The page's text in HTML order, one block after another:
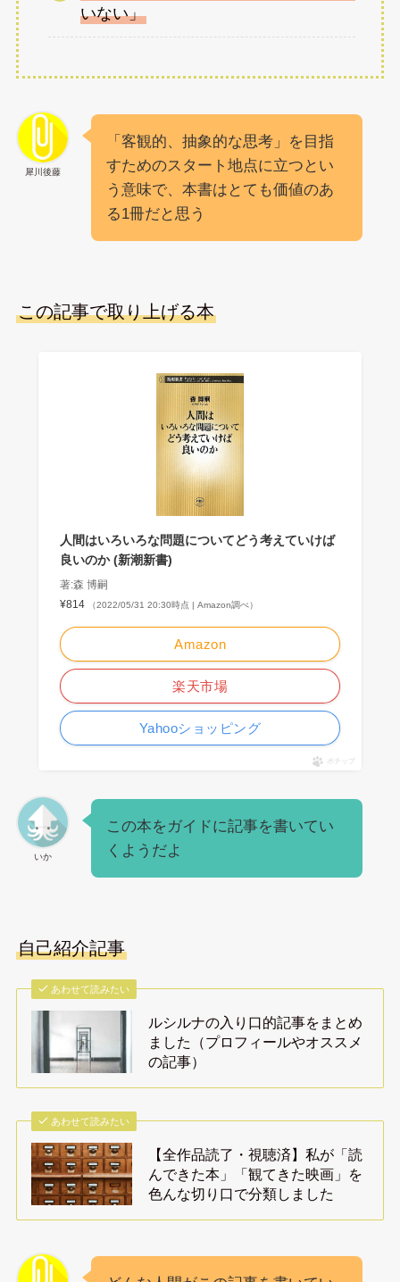
いない」
犀川後藤
「客観的、抽象的な思考」を目指
すためのスタート地点に立つとい
う意味で、本書はとても価値のあ
る1冊だと思う
この記事で取り上げる本
人間はいろいろな問題についてどう考えていけば
良いのか (新潮新書)
著:森 博嗣
¥814
（2022/05/31 20:30時点 | Amazon調べ）
Amazon
楽天市場
Yahooショッピング
ポチップ
いか
この本をガイドに記事を書いてい
くようだよ
自己紹介記事
あわせて読みたい
ルシルナの入り口的記事をまとめ
ました（プロフィールやオススメ
の記事）
あわせて読みたい
【全作品読了・視聴済】私が「読
んできた本」「観てきた映画」を
色んな切り口で分類しました